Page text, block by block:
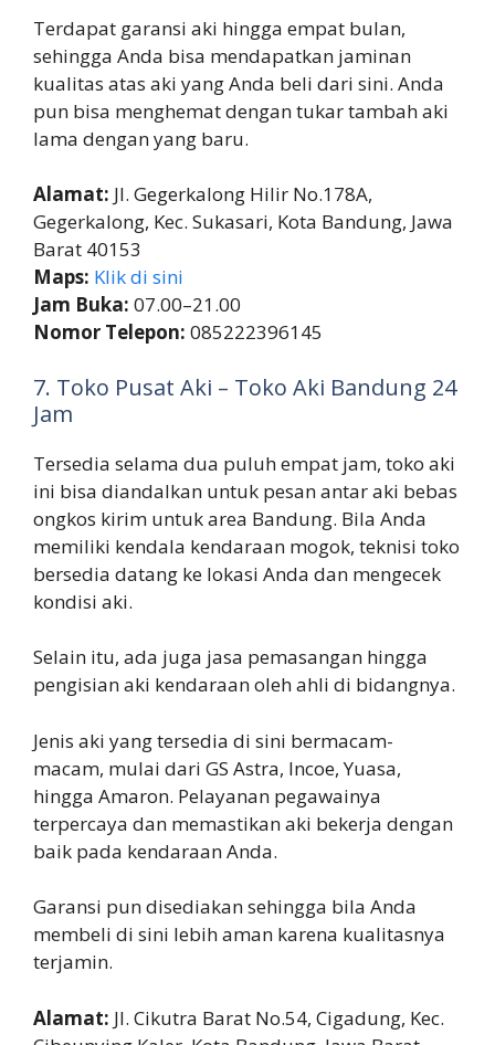
Terdapat garansi aki hingga empat bulan,
sehingga Anda bisa mendapatkan jaminan
kualitas atas aki yang Anda beli dari sini. Anda
pun bisa menghemat dengan tukar tambah aki
lama dengan yang baru.
Alamat: Jl. Gegerkalong Hilir No.178A,
Gegerkalong, Kec. Sukasari, Kota Bandung, Jawa
Barat 40153
Maps: Klik di sini
Jam Buka: 07.00–21.00
Nomor Telepon: 085222396145
7. Toko Pusat Aki – Toko Aki Bandung 24
Jam
Tersedia selama dua puluh empat jam, toko aki
ini bisa diandalkan untuk pesan antar aki bebas
ongkos kirim untuk area Bandung. Bila Anda
memiliki kendala kendaraan mogok, teknisi toko
bersedia datang ke lokasi Anda dan mengecek
kondisi aki.
Selain itu, ada juga jasa pemasangan hingga
pengisian aki kendaraan oleh ahli di bidangnya.
Jenis aki yang tersedia di sini bermacam-
macam, mulai dari GS Astra, Incoe, Yuasa,
hingga Amaron. Pelayanan pegawainya
terpercaya dan memastikan aki bekerja dengan
baik pada kendaraan Anda.
Garansi pun disediakan sehingga bila Anda
membeli di sini lebih aman karena kualitasnya
terjamin.
Alamat: Jl. Cikutra Barat No.54, Cigadung, Kec.